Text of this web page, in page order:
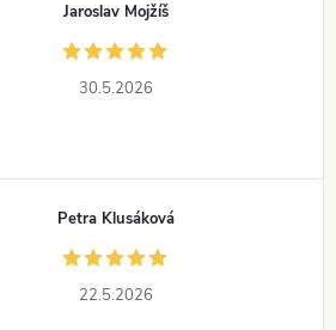
Jaroslav Mojžíš
30.5.2026
Petra Klusáková
22.5.2026